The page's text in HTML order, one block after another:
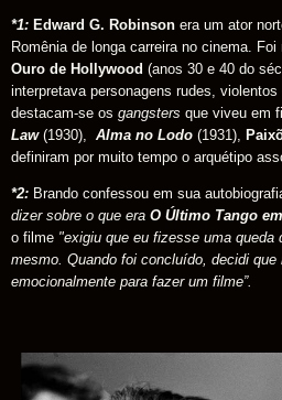
*1: Edward G. Robinson era um ator
Romênia de longa carreira no cinema. Foi
Ouro de Hollywood (anos 30 e 40 do
interpretava personagens rudes, violentos
destacam-se os gangsters que viveu em
Law(1930), Alma no Lodo (1931),
definiram por muito tempo o arquétipo
*2: Brando confessou em sua
dizer sobre o que era O Último Tango
o filme "exigiu que eu fizesse uma queda
mesmo. Quando foi concluído, decidi
emocionalmente para fazer um filme”.